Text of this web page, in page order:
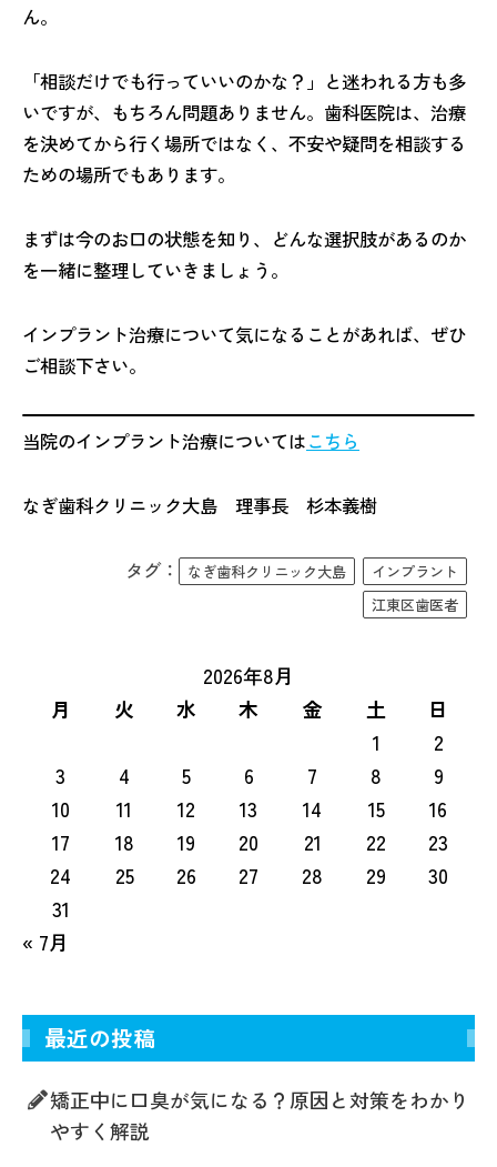
ん。
「相談だけでも行っていいのかな？」と迷われる方も多
いですが、もちろん問題ありません。歯科医院は、治療
を決めてから行く場所ではなく、不安や疑問を相談する
ための場所でもあります。
まずは今のお口の状態を知り、どんな選択肢があるのか
を一緒に整理していきましょう。
インプラント治療について気になることがあれば、ぜひ
ご相談下さい。
当院のインプラント治療についてはこちら
なぎ歯科クリニック大島 理事長 杉本義樹
タグ： なぎ歯科クリニック大島
インプラント
江東区歯医者
2026年8月
月
火 水 木 金 土
日
1
2
3
4 5 6 7 8
9
10
11 12 13 14 15
16
17
18 19 20 21 22
23
24
25 26 27 28 29
30
31
« 7月
最近の投稿
矯正中に口臭が気になる？原因と対策をわかり
やすく解説